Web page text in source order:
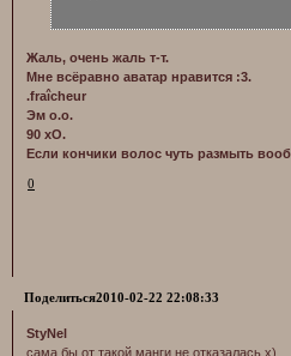
Жаль, очень жаль т-т.
Мне всёравно аватар нравится :3.
.fraîcheur
Эм о.о.
90 хО.
Если кончики волос чуть размыть
0
Поделиться2010-02-22 22:08:33
StyNel
сама бы от такой манги не отказалась х)